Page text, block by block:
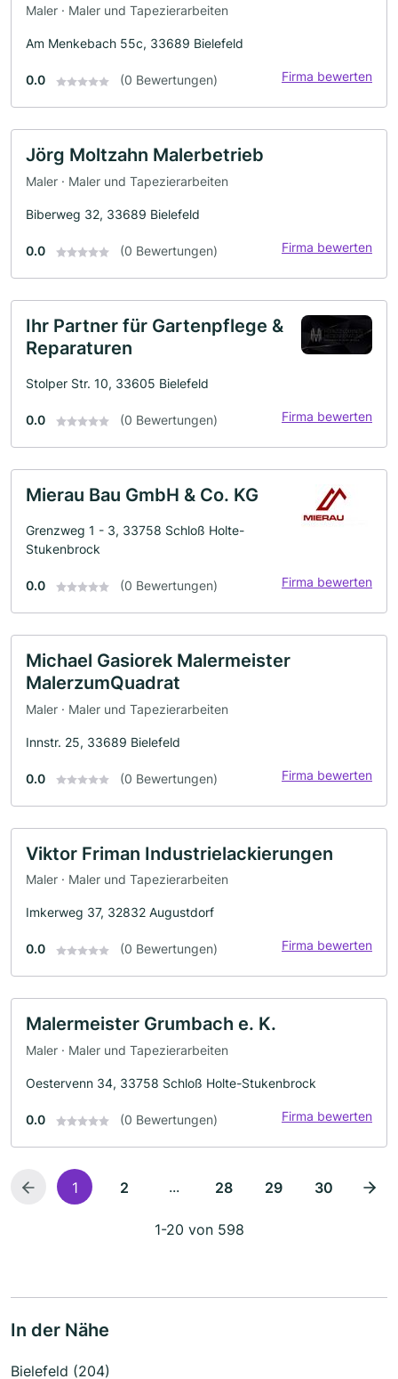
Maler · Maler und Tapezierarbeiten
Am Menkebach 55c, 33689 Bielefeld
0.0 (0 Bewertungen) Firma bewerten
Jörg Moltzahn Malerbetrieb
Maler · Maler und Tapezierarbeiten
Biberweg 32, 33689 Bielefeld
0.0 (0 Bewertungen) Firma bewerten
Ihr Partner für Gartenpflege &
Reparaturen
Stolper Str. 10, 33605 Bielefeld
0.0 (0 Bewertungen) Firma bewerten
Mierau Bau GmbH & Co. KG
Grenzweg 1 - 3, 33758 Schloß Holte-
Stukenbrock
0.0 (0 Bewertungen) Firma bewerten
Michael Gasiorek Malermeister
MalerzumQuadrat
Maler · Maler und Tapezierarbeiten
Innstr. 25, 33689 Bielefeld
0.0 (0 Bewertungen) Firma bewerten
Viktor Friman Industrielackierungen
Maler · Maler und Tapezierarbeiten
Imkerweg 37, 32832 Augustdorf
0.0 (0 Bewertungen) Firma bewerten
Malermeister Grumbach e. K.
Maler · Maler und Tapezierarbeiten
Oestervenn 34, 33758 Schloß Holte-Stukenbrock
0.0 (0 Bewertungen) Firma bewerten
1 2 ... 28 29 30
1-20 von 598
In der Nähe
Bielefeld (204)